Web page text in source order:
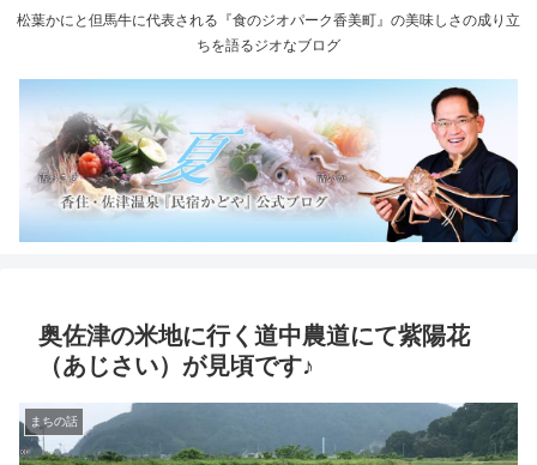
松葉かにと但馬牛に代表される『食のジオパーク香美町』の美味しさの成り立
ちを語るジオなブログ
奥佐津の米地に行く道中農道にて紫陽花
（あじさい）が見頃です♪
まちの話